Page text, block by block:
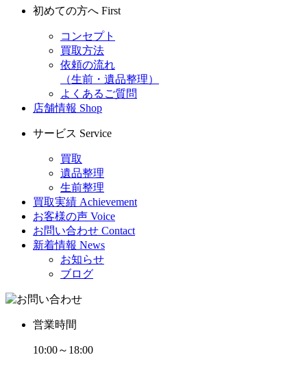
初めての方へ First
コンセプト
買取方法
依頼の流れ
（生前・遺品整理）
よくあるご質問
店舗情報 Shop
サービス Service
買取
遺品整理
生前整理
買取実績 Achievement
お客様の声 Voice
お問い合わせ Contact
新着情報 News
お知らせ
ブログ
営業時間
10:00～18:00